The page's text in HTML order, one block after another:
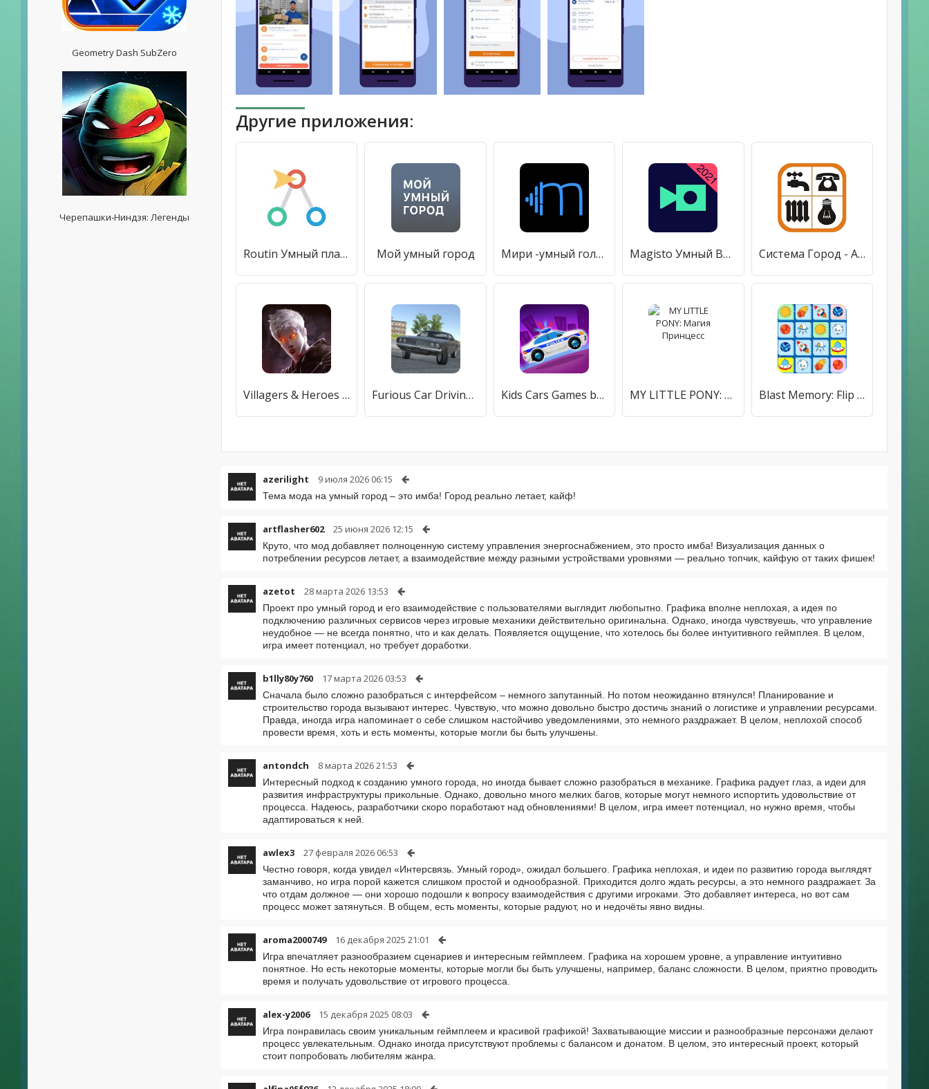
Geometry Dash SubZero
Черепашки-Ниндзя: Легенды
Другие приложения:
Routin Умный планировщик маршрута Мой умный город Мири -умный голосовой помощник! Magisto Умный Видеоредактор - Монтаж Фото и Видео Система Город - Алтайский край
Villagers & Heroes - MMO RPG Furious Car Driving 2023 Kids Cars Games build a truck MY LITTLE PONY: Магия Принцесс Blast Memory: Flip Game
azerilight 9 июля 2026 06:15
Тема мода на умный город – это имба! Город реально летает, кайф!
artflasher602 25 июня 2026 12:15
Круто, что мод добавляет полноценную систему управления энергоснабжением, это просто имба! Визуализация данных о
потреблении ресурсов летает, а взаимодействие между разными устройствами уровнями — реально топчик, кайфую от таких фишек!
azetot 28 марта 2026 13:53
Проект про умный город и его взаимодействие с пользователями выглядит любопытно. Графика вполне неплохая, а идея по
подключению различных сервисов через игровые механики действительно оригинальна. Однако, иногда чувствуешь, что управление
неудобное — не всегда понятно, что и как делать. Появляется ощущение, что хотелось бы более интуитивного геймплея. В целом,
игра имеет потенциал, но требует доработки.
b1lly80y760 17 марта 2026 03:53
Сначала было сложно разобраться с интерфейсом – немного запутанный. Но потом неожиданно втянулся! Планирование и
строительство города вызывают интерес. Чувствую, что можно довольно быстро достичь знаний о логистике и управлении ресурсами.
Правда, иногда игра напоминает о себе слишком настойчиво уведомлениями, это немного раздражает. В целом, неплохой способ
провести время, хоть и есть моменты, которые могли бы быть улучшены.
antondch 8 марта 2026 21:53
Интересный подход к созданию умного города, но иногда бывает сложно разобраться в механике. Графика радует глаз, а идеи для
развития инфраструктуры прикольные. Однако, довольно много мелких багов, которые могут немного испортить удовольствие от
процесса. Надеюсь, разработчики скоро поработают над обновлениями! В целом, игра имеет потенциал, но нужно время, чтобы
адаптироваться к ней.
awlex3 27 февраля 2026 06:53
Честно говоря, когда увидел «Интерсвязь. Умный город», ожидал большего. Графика неплохая, и идеи по развитию города выглядят
заманчиво, но игра порой кажется слишком простой и однообразной. Приходится долго ждать ресурсы, а это немного раздражает. За
что отдам должное — они хорошо подошли к вопросу взаимодействия с другими игроками. Это добавляет интереса, но вот сам
процесс может затянуться. В общем, есть моменты, которые радуют, но и недочёты явно видны.
aroma2000749 16 декабря 2025 21:01
Игра впечатляет разнообразием сценариев и интересным геймплеем. Графика на хорошем уровне, а управление интуитивно
понятное. Но есть некоторые моменты, которые могли бы быть улучшены, например, баланс сложности. В целом, приятно проводить
время и получать удовольствие от игрового процесса.
alex-y2006 15 декабря 2025 08:03
Игра понравилась своим уникальным геймплеем и красивой графикой! Захватывающие миссии и разнообразные персонажи делают
процесс увлекательным. Однако иногда присутствуют проблемы с балансом и донатом. В целом, это интересный проект, который
стоит попробовать любителям жанра.